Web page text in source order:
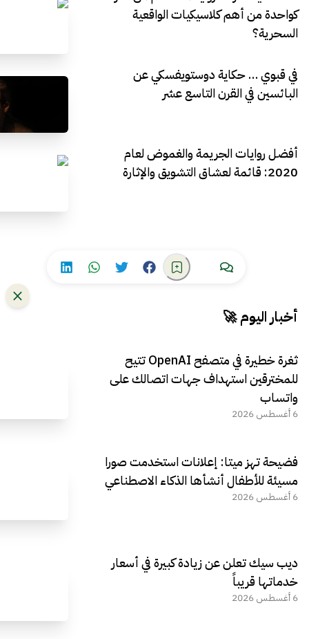
كواحدة من أهم كلاسيكيات الواقعية
السحرية؟
في قبوي … حكاية دوستويفسكي عن
البائسين في القرن التاسع عشر
أفضل روايات الجريمة والغموض لعام
2020: قائمة لعشاق التشويق والإثارة
أخبار اليوم 🚀
ثغرة خطيرة في متصفح OpenAI تتيح
للمخترقين استهداف جهات اتصالك على
واتساب
6 أغسطس 2026
فضيحة تهز ميتا: إعلانات استخدمت صورا
مسيئة للأطفال أنشأها الذكاء الاصطناعي
6 أغسطس 2026
ديب سيك تعلن عن زيادة كبيرة في أسعار
خدماتها قريباً
6 أغسطس 2026